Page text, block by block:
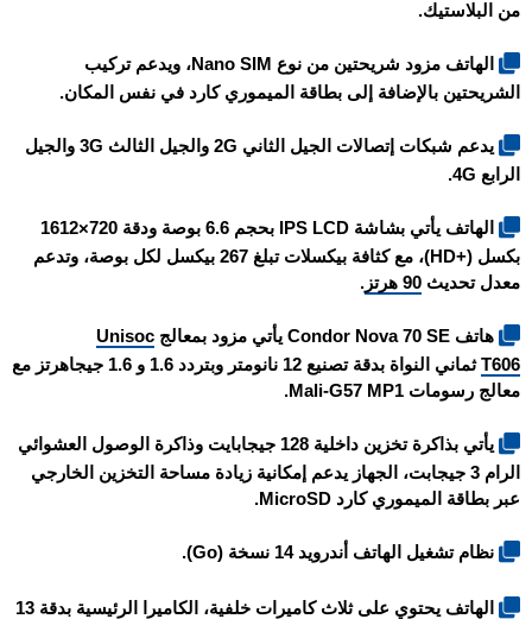
من البلاستيك.
الهاتف مزود شريحتين من نوع Nano SIM، ويدعم تركيب
الشريحتين بالإضافة إلى بطاقة الميموري كارد في نفس المكان.
يدعم شبكات إتصالات الجيل الثاني 2G والجيل الثالث 3G والجيل
الرابع 4G.
الهاتف يأتي بشاشة IPS LCD بحجم 6.6 بوصة ودقة 720×1612
بكسل (+HD)، مع كثافة بيكسلات تبلغ 267 بيكسل لكل بوصة، وتدعم
معدل تحديث 90 هرتز .
هاتف Condor Nova 70 SE يأتي مزود بمعالج
Unisoc
T606
ثماني النواة بدقة تصنيع 12 نانومتر وبتردد 1.6 و 1.6 جيجاهرتز مع
معالج رسومات Mali-G57 MP1.
يأتي بذاكرة تخزين داخلية 128 جيجابايت وذاكرة الوصول العشوائي
الرام 3 جيجابت، الجهاز يدعم إمكانية زيادة مساحة التخزين الخارجي
عبر بطاقة الميموري كارد MicroSD.
نظام تشغيل الهاتف أندرويد 14 نسخة (Go).
الهاتف يحتوي على ثلاث كاميرات خلفية، الكاميرا الرئيسية بدقة 13